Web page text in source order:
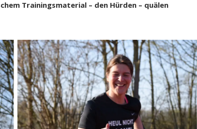
Trainingsmaterial – den Hürden – quälen